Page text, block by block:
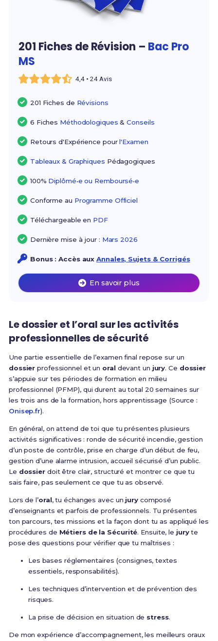
201 Fiches de Révision – Bac Pro
MS
4,4 • 24 Avis
201 Fiches de Révisions
6 Fiches Méthodologiques &Conseils
Retours d'Expérience pourl'Examen
Tableaux & Graphiques Pédagogiques
100% Diplômé•e ou Remboursé•e
Conforme au Programme Officiel
Téléchargeable en PDF
Dernière mise à jour : Mars 2026
Bonus : Accès auxAnnales, Sujets & Corrigés
En savoir plus
Le dossier et l’oral sur les activités
professionnelles de sécurité
Une partie essentielle de l’examen final repose sur un
dossier professionnel et un oraldevant un jury. Ce dossier
s’appuie sur tes périodes de formation en milieu
professionnel (PFMP), qui durent au total 20 semaines sur
les trois ans de la formation, hors apprentissage (Source :
Onisep.fr).
En général, on attend de toi que tu présentes plusieurs
activités significatives : ronde de sécurité incendie, gestion
d’un poste de contrôle, prise en charge d’un début de feu,
gestion d’une alarme intrusion, accueil sécurisé d’un public.
Le dossierdoit être clair, structuré et montrer ce que tu
sais faire, pas seulement ce que tu as observé.
Lors de l’oral, tu échanges avec un jurycomposé
d’enseignants et parfois de professionnels. Tu présentes
ton parcours, tes missions et la façon dont tu as appliqué les
procédures de Métiers de la Sécurité. Ensuite, le juryte
pose des questions pour vérifier que tu maîtrises :
Les bases réglementaires (consignes, textes
essentiels, responsabilités).
Les techniques d’intervention et de prévention des
risques.
La prise de décision en situation de stress.
De mon expérience d’accompagnement, les meilleurs oraux